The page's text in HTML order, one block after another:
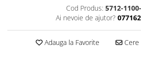
Cod Produs: 5712-
Ai nevoie de ajutor?
Adauga la Favorite Cere